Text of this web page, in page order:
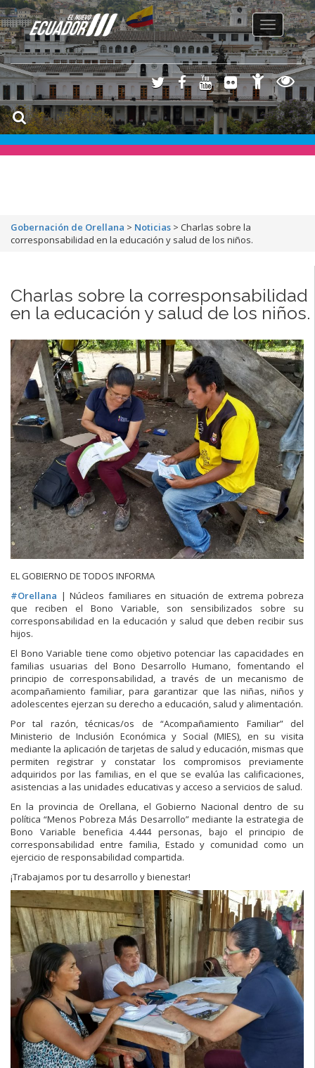
Toggle
navigation
Gobernación de Orellana > Noticias > Charlas sobre la
corresponsabilidad en la educación y salud de los niños.
Charlas sobre la corresponsabilidad
en la educación y salud de los niños.
EL GOBIERNO DE TODOS INFORMA
#Orellana | Núcleos familiares en situación de extrema pobreza
que reciben el Bono Variable, son sensibilizados sobre su
corresponsabilidad en la educación y salud que deben recibir sus
hijos.
El Bono Variable tiene como objetivo potenciar las capacidades en
familias usuarias del Bono Desarrollo Humano, fomentando el
principio de corresponsabilidad, a través de un mecanismo de
acompañamiento familiar, para garantizar que las niñas, niños y
adolescentes ejerzan su derecho a educación, salud y alimentación.
Por tal razón, técnicas/os de “Acompañamiento Familiar” del
Ministerio de Inclusión Económica y Social (MIES), en su visita
mediante la aplicación de tarjetas de salud y educación, mismas que
permiten registrar y constatar los compromisos previamente
adquiridos por las familias, en el que se evalúa las calificaciones,
asistencias a las unidades educativas y acceso a servicios de salud.
En la provincia de Orellana, el Gobierno Nacional dentro de su
política “Menos Pobreza Más Desarrollo” mediante la estrategia de
Bono Variable beneficia 4.444 personas, bajo el principio de
corresponsabilidad entre familia, Estado y comunidad como un
ejercicio de responsabilidad compartida.
¡Trabajamos por tu desarrollo y bienestar!